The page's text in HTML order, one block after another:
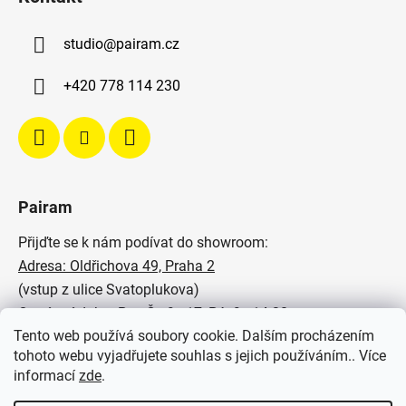
Tento web používá soubory cookie. Dalším procházením
tohoto webu vyjadřujete souhlas s jejich používáním.. Více
informací zde.
studio@pairam.cz
+420 778 114 230
Pairam
Přijďte se k nám podívat do showroom:
Adresa: Oldřichova 49, Praha 2
(vstup z ulice Svatoplukova)
Otevírací doba: Po - Čt: 9 - 17, Pá: 9 - 14:30
Podívejte se na naše realizace:
SVĚTELNÉ STUDIO PAIRAM